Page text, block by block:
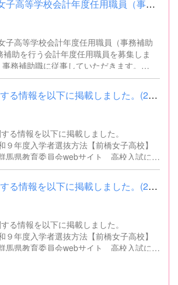
■群馬県立前橋女子高等学校会計年度任用職員（事務補助職）の募集...
子高等学校会計年度任用職員（事務補助
イエンスハイスクール）事業にかかるパ
資料作成、データ入力・整理事務、電話
の他事務補助業務全般 ■募集人数 １
ませんので御了承ください。 （1）地
に該当する者（以下のいずれかに該当す
がなくなるまでの者 ・群馬県職員と
分を受け、当該処分の日から2年を経過
第60条から第63条までに規定する罪を犯
することを主張する政党その他の団体を
（2）平成11年改正前の民
禁治産の宣告を受けている者（心...
入学者選抜に関する情報を以下に掲載しました。(2026.8.4) ■令和...
る情報を以下に掲載しました。
９年度入学者選抜方法【前橋女子高校】
馬県教育委員会webサイト 高校入試に関
ら
入学者選抜に関する情報を以下に掲載しました。(2026.8.4) ■令和...
る情報を以下に掲載しました。
９年度入学者選抜方法【前橋女子高校】
馬県教育委員会webサイト 高校入試に関